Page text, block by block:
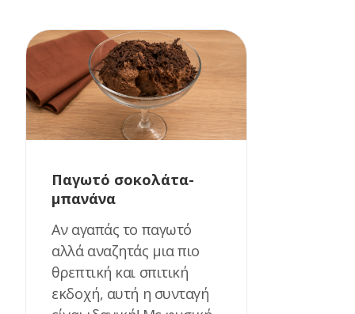
Παγωτό σοκολάτα-
μπανάνα
Αν αγαπάς το παγωτό
αλλά αναζητάς μια πιο
θρεπτική και σπιτική
εκδοχή, αυτή η συνταγή